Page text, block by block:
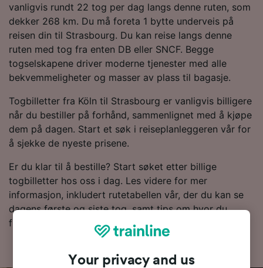
vanligvis rundt 22 tog per dag langs denne ruten, som
dekker 268 km. Du må foreta 1 bytte underveis på
reisen din til Strasbourg. Du kan reise langs denne
ruten med tog fra enten DB eller SNCF. Begge
togselskapene driver moderne tjenester med alle
bekvemmeligheter og masser av plass til bagasje.
Togbilletter fra Köln til Strasbourg er vanligvis billigere
når du bestiller på forhånd, sammenlignet med å kjøpe
dem på dagen. Start et søk i reiseplanleggeren vår for
å sjekke de nyeste prisene.
Er du klar til å bestille? Start søket etter billige
togbilletter hos oss i dag. Les videre for mer
informasjon, inkludert rutetabellen vår, der du kan se
dagens første og siste tog, samt tips om hvor du
finner togbilletter til en lav pris.
Your privacy and us